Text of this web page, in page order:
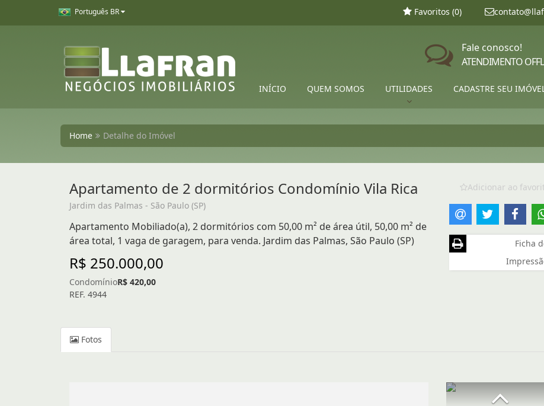
Português BR Favoritos (0)
INÍCIO QUEM SOMOS UTILIDADES CADASTRE SEU
Fale conosco!
ATENDIMENTO
Home Detalhe do Imóvel
Apartamento de 2 dormitórios Condomínio Vila Rica
Jardim das Palmas - São Paulo (SP)
Apartamento Mobiliado(a), 2 dormitórios com 50,00 m² de área útil, 50,00 m² de
área total, 1 vaga de garagem, para venda. Jardim das Palmas, São Paulo (SP)
R$ 250.000,00
CondomínioR$ 420,00
REF. 4944
Adicionar ao
Ficha
Fotos